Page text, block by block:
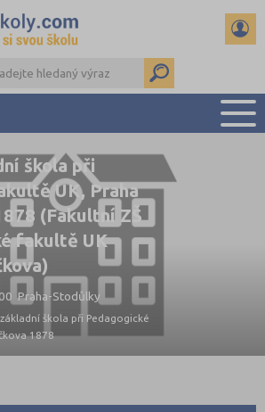
PŘEHLED ŠKOL
PŘIJÍMAČKY NA SŠ
RADY A ČLÁNKY
ČTENÁŘSKÝ DENÍK
DALŠÍ DRUHY ŠKOL
škola při
UK, Praha
(Fakultní ZŠ
fakultě UK
Praha-Stodůlky
škola při Pedagogické
1878